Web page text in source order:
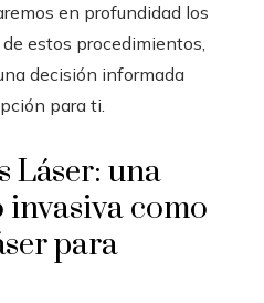
en profundidad los
estos procedimientos,
decisión informada
para ti.
Láser: una
como
para